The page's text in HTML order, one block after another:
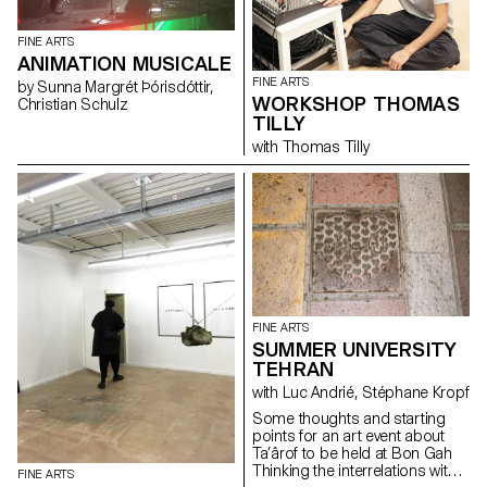
FINE ARTS
ANIMATION MUSICALE
by Sunna Margrét Þórisdóttir,
Christian Schulz
FINE ARTS
WORKSHOP THOMAS
TILLY
with Thomas Tilly
FINE ARTS
FINE ARTS
SUMMER UNIVERSITY
TEHRAN
with Luc Andrié, Stéphane Kropf
Some thoughts and starting
points for an art event about
Ta’ârof to be held at Bon Gah
Thinking the interrelations within